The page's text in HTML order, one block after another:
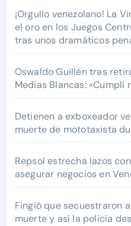
¡Orgullo venezolano! La
el oro en los Juegos
tras unos dramáticos
Oswaldo Guillén tras
Medias Blancas: «Cumplí
Detienen a exboxeador
muerte de mototaxista
Repsol estrecha lazos
asegurar negocios en
Fingió que secuestraron
muerte y así la policía